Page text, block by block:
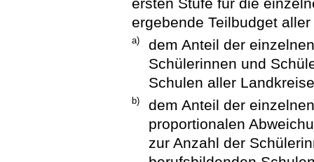
ergebende Teilbudget
a)
dem Anteil der
Schülerinnen und
Schulen aller
b)
dem Anteil der
proportionalen
zur Anzahl der